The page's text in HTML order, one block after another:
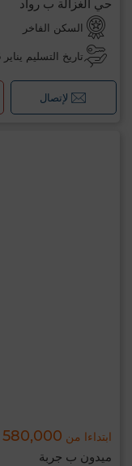
حي الغزالة ب رواد
السكن الفاخر
تاريخ التسليم يناير 2026
لإتصال
ابتداءا من 580,000 د.ت
ميدون ب جربة